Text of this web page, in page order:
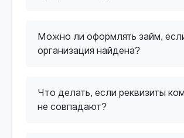
Можно ли оформлять займ,
организация найдена?
Что делать, если реквизиты
не совпадают?